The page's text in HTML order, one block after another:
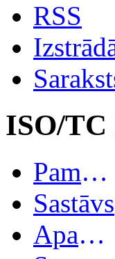
RSS
ISO/TC
Pamatinformācija
Sastāvs
Apakškomitejas